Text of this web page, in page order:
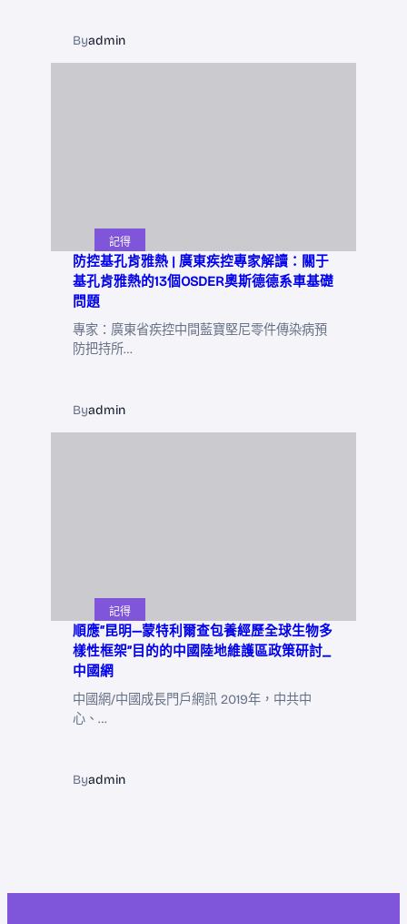
Byadmin
記得
防控基孔肯雅熱 | 廣東疾控專家解讀：關于
基孔肯雅熱的13個OSDER奧斯德德系車基礎
問題
專家：廣東省疾控中間藍寶堅尼零件傳染病預
防把持所…
Byadmin
記得
順應“昆明—蒙特利爾查包養經歷全球生物多
樣性框架”目的的中國陸地維護區政策研討_
中國網
中國網/中國成長門戶網訊 2019年，中共中
心、…
Byadmin